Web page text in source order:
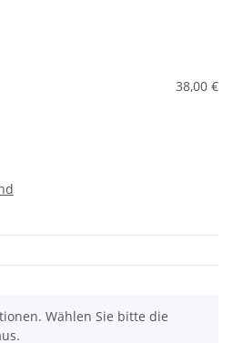
38,00 €
Wählen Sie bitte die